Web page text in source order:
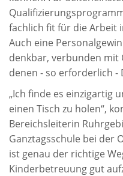
fachlich fit für die Arbeit
Auch eine
denkbar, verbunden mit
denen - so erforderlich -
„Ich finde es einzigartig
einen Tisch zu holen“,
Bereichsleiterin
Ganztagsschule bei der
ist genau der richtige
Kinderbetreuung gut